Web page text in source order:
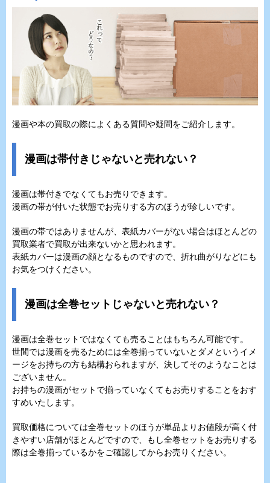
漫画や本の買取の際によくある質問や疑問をご紹介します。
漫画は帯付きじゃないと売れない？
漫画は帯付きでなくてもお売りできます。
漫画の帯が付いた状態でお売りする方のほうが珍しいです。
漫画の帯ではありませんが、表紙カバーがない場合はほとんどの
買取業者で買取が出来ないかと思われます。
表紙カバーは漫画の顔となるものですので、折れ曲がりなどにも
お気をつけください。
漫画は全巻セットじゃないと売れない？
漫画は全巻セットではなくても売ることはもちろん可能です。
世間では漫画を売るためには全巻揃っていないとダメというイメ
ージをお持ちの方も結構おられますが、決してそのようなことは
ございません。
お持ちの漫画がセットで揃っていなくてもお売りすることをおす
すめいたします。
買取価格については全巻セットのほうが単品よりお値段が高く付
きやすい店舗がほとんどですので、もし全巻セットをお売りする
際は全巻揃っているかをご確認してからお売りください。